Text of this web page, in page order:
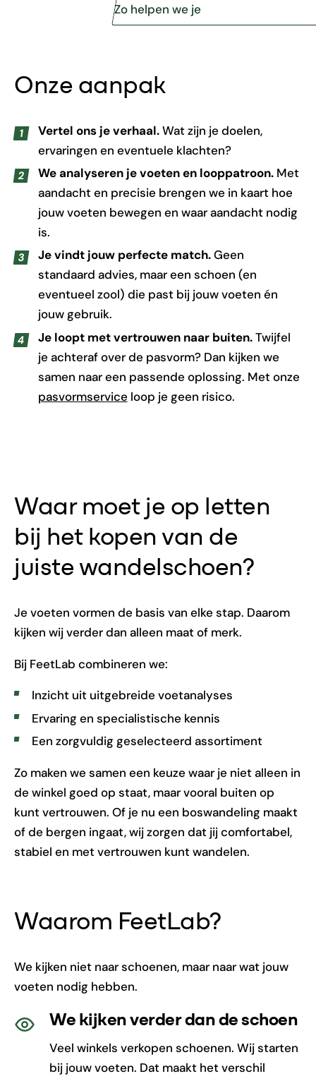
Zo helpen we je
Onze aanpak
Vertel ons je verhaal.Wat zijn je doelen,
ervaringen en eventuele klachten?
We analyseren je voeten en looppatroon.Met
aandacht en precisie brengen we in kaart hoe
jouw voeten bewegen en waar aandacht nodig
is.
Je vindt jouw perfecte match.Geen
standaard advies, maar een schoen (en
eventueel zool) die past bij jouw voeten én
jouw gebruik.
Je loopt met vertrouwen naar buiten.Twijfel
je achteraf over de pasvorm? Dan kijken we
samen naar een passende oplossing. Met onze
pasvormserviceloop je geen risico.
Waar moet je op letten
bij het kopen van de
juiste wandelschoen?
Je voeten vormen de basis van elke stap. Daarom
kijken wij verder dan alleen maat of merk.
Bij FeetLab combineren we:
Inzicht uit uitgebreide voetanalyses
Ervaring en specialistische kennis
Een zorgvuldig geselecteerd assortiment
Zo maken we samen een keuze waar je niet alleen in
de winkel goed op staat, maar vooral buiten op
kunt vertrouwen. Of je nu een boswandeling maakt
of de bergen ingaat, wij zorgen dat jij comfortabel,
stabiel en met vertrouwen kunt wandelen.
Waarom FeetLab?
We kijken niet naar schoenen, maar naar wat jouw
voeten nodig hebben.
We kijken verder dan de schoen
Veel winkels verkopen schoenen. Wij starten
bij jouw voeten. Dat maakt het verschil